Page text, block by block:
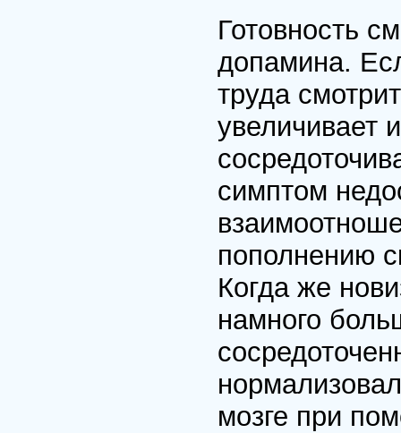
Готовность
допамина.
труда
увеличивает
симптом
пополнению
Когда же
намного
мозге при